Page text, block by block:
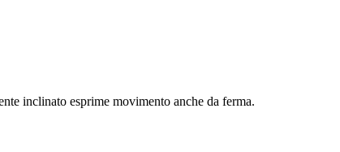
inclinato esprime movimento anche da ferma.